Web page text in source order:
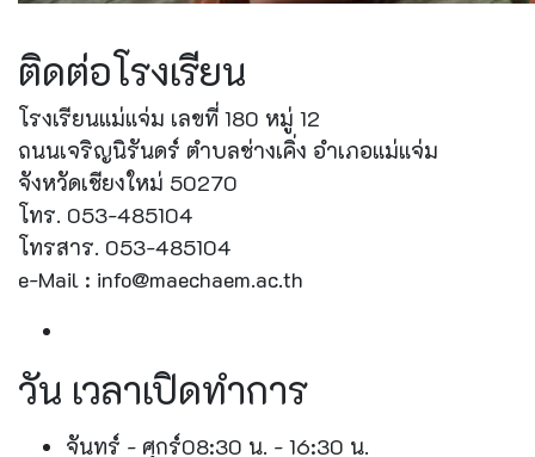
ติดต่อโรงเรียน
โรงเรียนแม่แจ่ม เลขที่ 180 หมู่ 12
ถนนเจริญนิรันดร์ ตำบลช่างเคิ่ง อำเภอแม่แจ่ม
จังหวัดเชียงใหม่ 50270
โทร. 053-485104
โทรสาร. 053-485104
e-Mail : info@maechaem.ac.th
วัน เวลาเปิดทำการ
จันทร์ - ศุกร์08:30 น. - 16:30 น.